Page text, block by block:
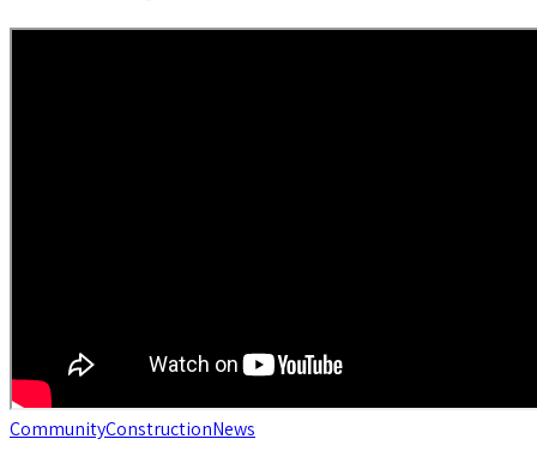
CommunityConstructionNews